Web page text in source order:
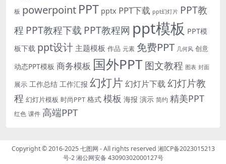
板 powerpoint PPT pptx PPT下载 ppt幻灯片 PPT教
程 PPT教程下载 PPT教程网 ppt模板 PPT模
板下载 ppt设计 主题模板 作品 元素 免费PPT 几何风 创意
动态PPT模板 商务模板 国外PPT图文教程 图表 封面
展示 工作总结 工作汇报 幻灯片 幻灯片下载 幻灯片教
程 幻灯片模板 时尚PPT 格式 模板 海报 演示 简约 精美PPT
红色 课件 高端PPT
Copyright © 2016-2025七图网 - All rights reserved 湘ICP备2023015213
号-2湘公网安备 43090302000127号